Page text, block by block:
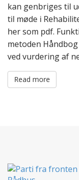
kan genbriges til
til møde i
her som pdf.
metoden
ved vurdering af
Read more